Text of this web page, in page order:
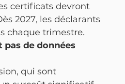
certificats devront
2027, les déclarants
chaque trimestre.
de données
qui sont